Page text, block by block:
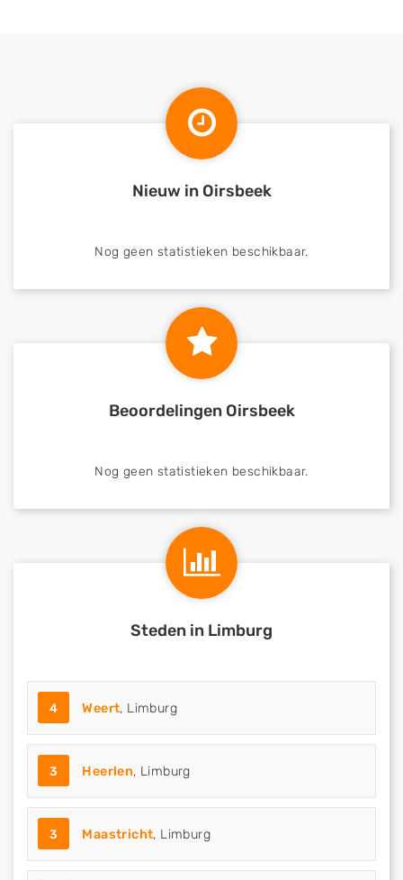
Nieuw in Oirsbeek
Nog geen statistieken beschikbaar.
Beoordelingen Oirsbeek
Nog geen statistieken beschikbaar.
Steden in Limburg
4 Weert, Limburg
3 Heerlen, Limburg
3 Maastricht, Limburg